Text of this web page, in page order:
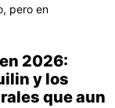
pero en
2026:
y los
que aun